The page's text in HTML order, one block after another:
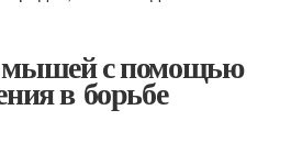
мышей с помощью
в борьбе